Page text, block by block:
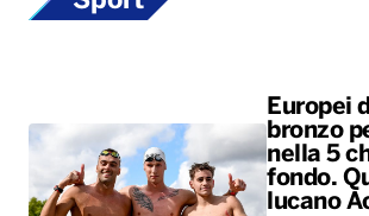
Europei
bronzo
nella 5
fondo.
lucano